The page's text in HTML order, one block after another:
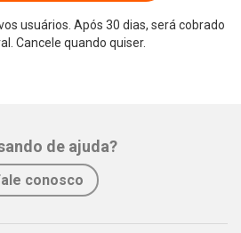
usuários. Após 30 dias, será cobrado
Cancele quando quiser.
de ajuda?
conosco
Twitter E-mail